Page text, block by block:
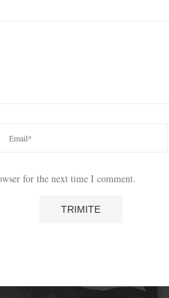
for the next time I comment.